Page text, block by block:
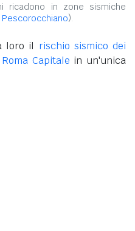
ricadono in zone sismiche
).
loro il rischio sismico dei
Capitale in un'unica